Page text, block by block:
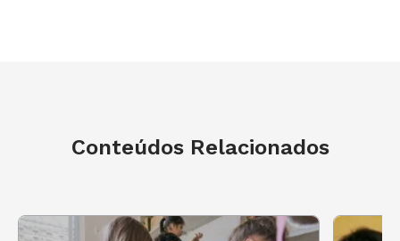
Conteúdos Relacionados